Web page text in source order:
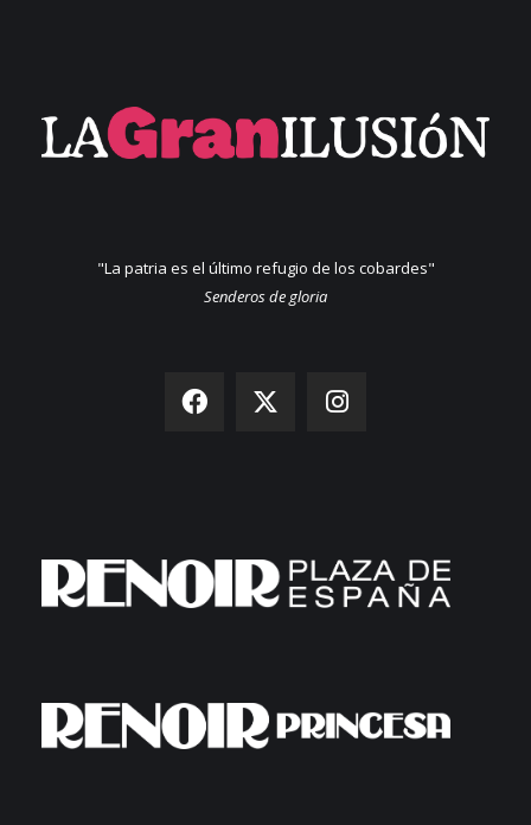
"La patria es el último refugio de los cobardes"
Senderos de gloria